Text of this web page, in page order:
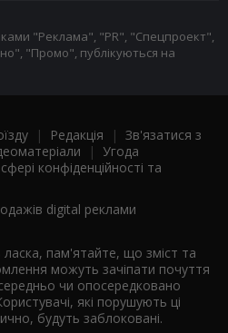
"Реклама", "PR", "Спецпроект",
"Промо", публікуються на
| Редакція | Зв'язатися з
| Угода
конфіденційності та
digital реклами
пам'ятайте, що зміст та
можуть зачіпати почуття
чи опосередковано
які порушують ці
будуть заблоковані.